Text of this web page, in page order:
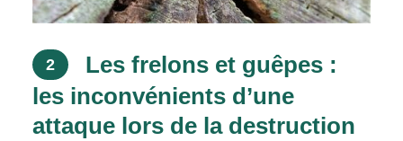
2
Les frelons et guêpes :
les inconvénients d’une
attaque lors de la destruction